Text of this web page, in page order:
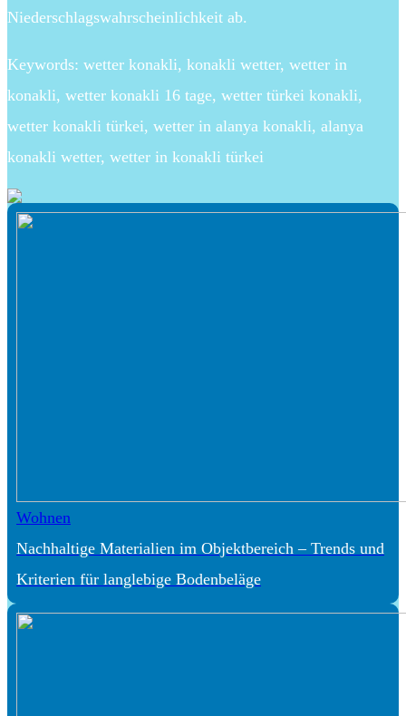
Niederschlagswahrscheinlichkeit ab.
Keywords: wetter konakli, konakli wetter, wetter in
konakli, wetter konakli 16 tage, wetter türkei konakli,
wetter konakli türkei, wetter in alanya konakli, alanya
konakli wetter, wetter in konakli türkei
Wohnen
Nachhaltige Materialien im Objektbereich – Trends und
Kriterien für langlebige Bodenbeläge